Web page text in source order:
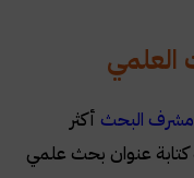
العلمي
مشرف البحث أكثر
عنوان بحث علمي